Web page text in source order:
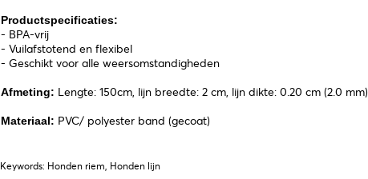
Productspecificaties:
- BPA-vrij
- Vuilafstotend en flexibel
- Geschikt voor alle weersomstandigheden
Afmeting: Lengte: 150cm, lijn breedte: 2 cm, lijn dikte: 0.20 cm (2.0 mm)
Materiaal: PVC/ polyester band (gecoat)
Keywords: Honden riem, Honden lijn